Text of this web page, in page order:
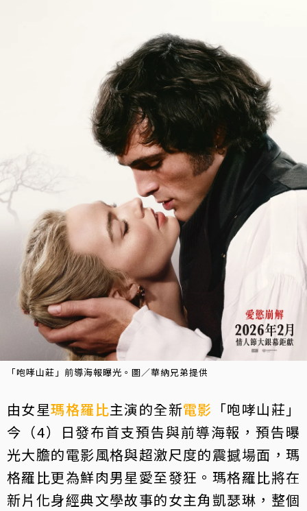
「咆哮山莊」前導海報曝光。圖／華納兄弟提供
由女星瑪格羅比主演的全新電影 「咆哮山莊」
今（4）日發布首支預告與前導海報，預告曝
光大膽的電影風格與超激尺度的震撼場面，瑪
格羅比更為鮮肉男星愛至發狂。瑪格羅比將在
新片化身經典文學故事的女主角凱瑟琳，整個